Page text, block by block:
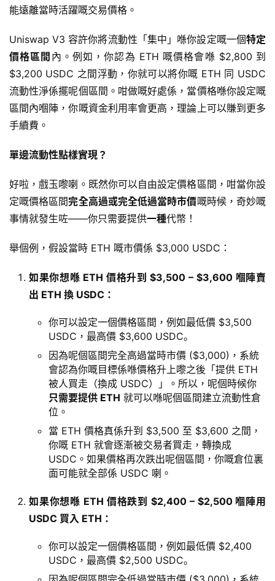
能遠離當時活躍嘅交易價格。
Uniswap V3 容許你將流動性「集中」喺你設定嘅一個特定
價格區間 內。例如，你認為 ETH 嘅價格會喺 $2,800 到
$3,200 USDC 之間浮動，你就可以將你嘅 ETH 同 USDC
流動性淨係擺呢個區間。咁做嘅好處係，當價格喺你設定嘅
區間內嗰陣，你嘅資金利用率會更高，理論上可以賺到更多
手續費。
單邊流動性點樣實現？
好啦，戲玉嚟喇。既然你可以自由設定價格區間，咁當你設
定嘅價格區間完全高過或完全低過當時市價嘅時候，奇妙嘅
事情就發生咗——你只需要提供一種代幣！
舉個例，假設當時 ETH 嘅市價係 $3,000 USDC：
如果你想喺 ETH 價格升到 $3,500 – $3,600 嗰陣賣
出 ETH 換 USDC：
你可以設定一個價格區間，例如最低價 $3,500
USDC，最高價 $3,600 USDC。
因為呢個區間完全高過當時市價 ($3,000)，系統
會認為你嘅目標係喺價格升上嚟之後「提供 ETH
被人買走（換成 USDC）」。所以，呢個時候你
只需要提供 ETH 就可以喺呢個區間建立流動性倉
位。
當 ETH 價格真係升到 $3,500 至 $3,600 之間，
你嘅 ETH 就會逐漸被交易者買走，轉換成
USDC。如果價格再次跌出呢個區間，你嘅倉位裏
面可能就全部係 USDC 喇。
如果你想喺 ETH 價格跌到 $2,400 – $2,500 嗰陣用
USDC 買入 ETH：
你可以設定一個價格區間，例如最低價 $2,400
USDC，最高價 $2,500 USDC。